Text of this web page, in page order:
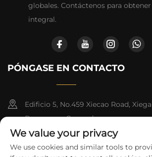
globales. Contáctenos para
integral.
PÓNGASE EN CONTACTO
Edificio 5, No.459 Xiecao Road,
Dongguan, Guangdong
+86-13790150928
We value your privacy
We use cookies and similar tools to